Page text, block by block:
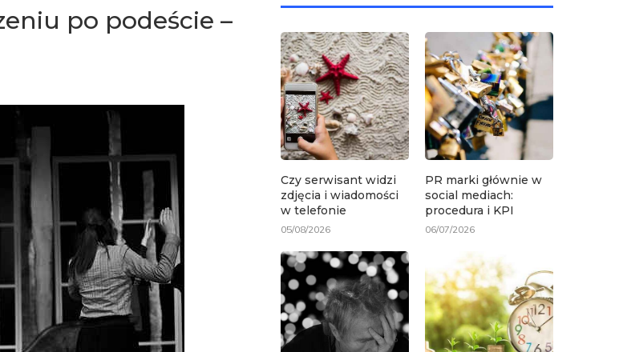
po podeście –
Czy serwisant widzi
zdjęcia i wiadomości
w telefonie
05/08/2026
PR marki głównie w
social mediach:
procedura i KPI
06/07/2026